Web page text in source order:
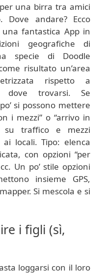
una birra tra amici
andare? Ecco
fantastica App in
geografiche di
specie di Doodle
risultato un’area
rispetto a
dove trovarsi. Se
si possono mettere
i mezzi” o “arrivo in
su traffico e mezzi
locali. Tipo: elenca
con opzioni “per
Un po’ stile opzioni
insieme GPS,
Si mescola e si
i figli (sì,
loggarsi con il loro